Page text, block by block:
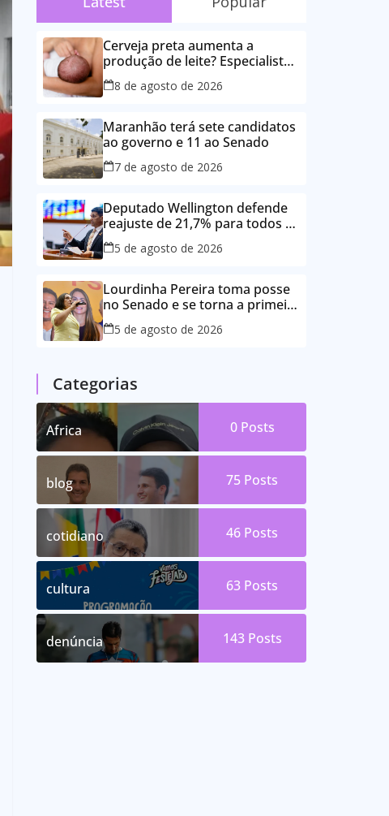
Cerveja preta aumenta a
produção de leite? Especialista
esclarece as principais crenças
sobre a alimentação durante a
8 de agosto de 2026
Maranhão terá sete candidatos
ao governo e 11 ao Senado
7 de agosto de 2026
Deputado Wellington defende
reajuste de 21,7% para todos os
servidores públicos e
aposentados do Maranhão
5 de agosto de 2026
Lourdinha Pereira toma posse
no Senado e se torna a primeira
senadora de Coroatá
5 de agosto de 2026
Categorias
Africa 0 Posts
blog 75 Posts
cotidiano 46 Posts
cultura 63 Posts
denúncia 143 Posts